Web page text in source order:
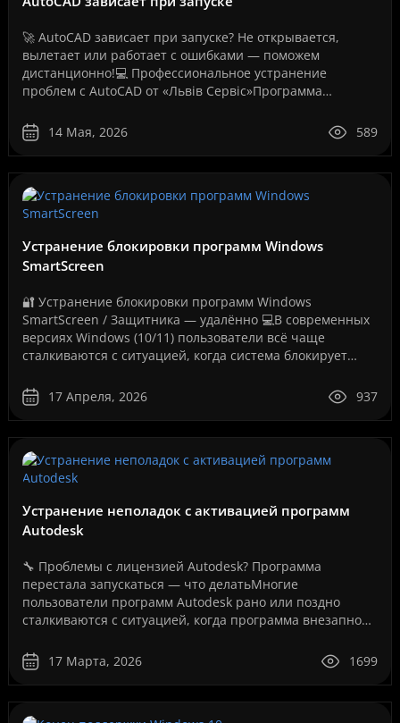
🚀 AutoCAD зависает при запуске? Не открывается,
вылетает или работает с ошибками — поможем
дистанционно!💻 Профессиональное устранение
проблем с AutoCAD от «Львів Сервіс»Программа
архитекторов, дизайнеров,..
14 Мая, 2026 589
Устранение блокировки программ Windows
SmartScreen
🔐 Устранение блокировки программ Windows
SmartScreen / Защитника — удалённо 💻В современных
версиях Windows (10/11) пользователи всё чаще
сталкиваются с ситуацией, когда система блокирует
Как на вашем ..
17 Апреля, 2026 937
Устранение неполадок с активацией программ
Autodesk
🔧 Проблемы с лицензией Autodesk? Программа
перестала запускаться — что делатьМногие
пользователи программ Autodesk рано или поздно
сталкиваются с ситуацией, когда программа внезапно
ошибке лицензии.Эт..
17 Марта, 2026 1699